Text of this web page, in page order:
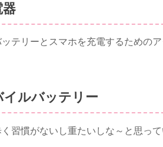
器
テリーとスマホを充電するための
イルバッテリー
習慣がないし重たいしな～と思っ